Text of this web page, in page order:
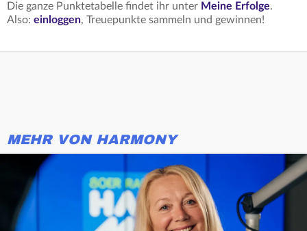
Die ganze Punktetabelle findet ihr unter Meine Erfolge.
Also: einloggen, Treuepunkte sammeln und gewinnen!
MEHR VON HARMONY